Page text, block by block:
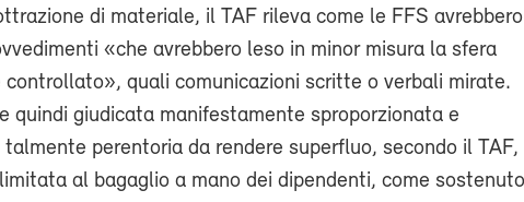
di materiale, il TAF rileva come le FFS avrebbero
«che avrebbero leso in minor misura la sfera
controllato», quali comunicazioni scritte o verbali mirate.
quindi giudicata manifestamente sproporzionata e
perentoria da rendere superfluo, secondo il TAF,
al bagaglio a mano dei dipendenti, come sostenuto